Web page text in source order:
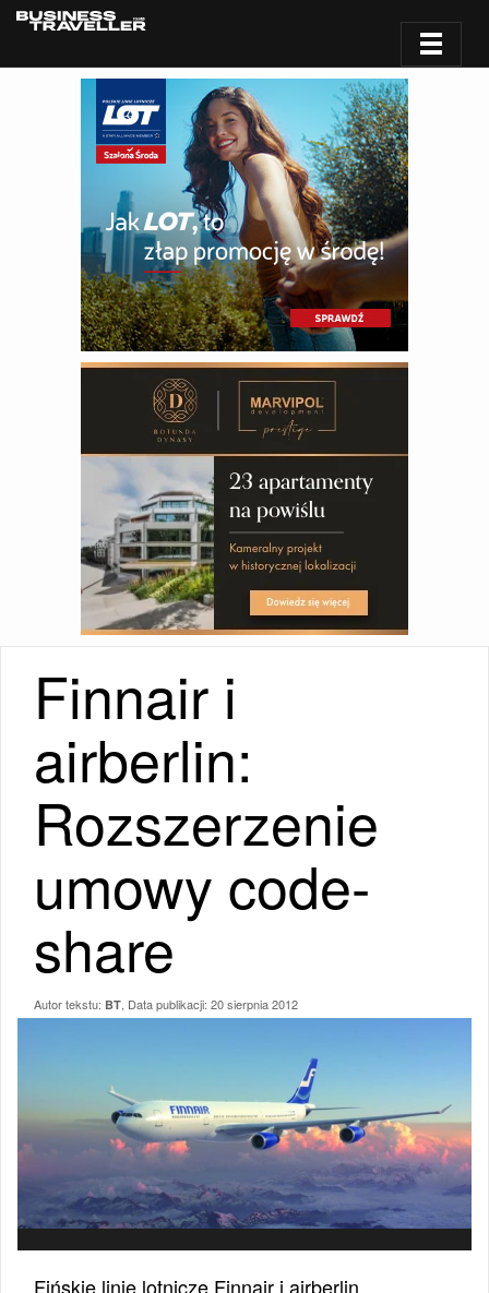
Finnair i
airberlin:
Rozszerzenie
umowy code-
share
Autor tekstu: BT , Data publikacji: 20 sierpnia 2012
Fińskie linie lotnicze Finnair i airberlin